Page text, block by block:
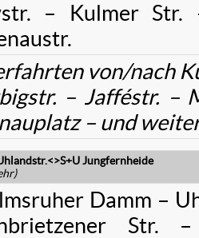
– Kulmer Str.
von/nach
– Jafféstr. –
– und
Jungfernheide
Damm –
Str.